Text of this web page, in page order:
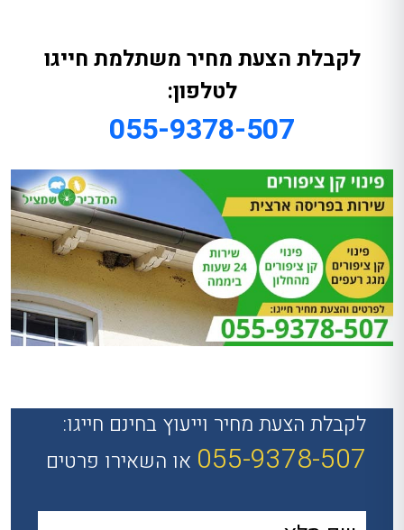
לקבלת הצעת מחיר משתלמת חייגו
לטלפון:
055-9378-507
לקבלת הצעת מחיר וייעוץ בחינם חייגו:
055-9378-507 או השאירו פרטים